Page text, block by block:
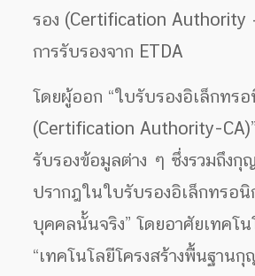
รอง (Certification Authority
การรับรองจาก ETDA
โดยผู้ออก “ใบรับรองอิเล็กทร
(Certification Authority-
รับรองข้อมูลต่าง ๆ ซึ่งรวมถึงกุ
ปรากฎในใบรับรองอิเล็กทรอนิ
บุคคลนั้นจริง” โดยอาศัยเทคโน
“เทคโนโลยีโครงสร้างพื้นฐาน